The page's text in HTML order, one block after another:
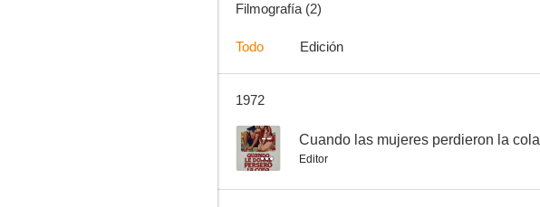
Filmografía (2)
Todo Edición
1972
-- Cuando las mujeres perdieron la cola
Editor